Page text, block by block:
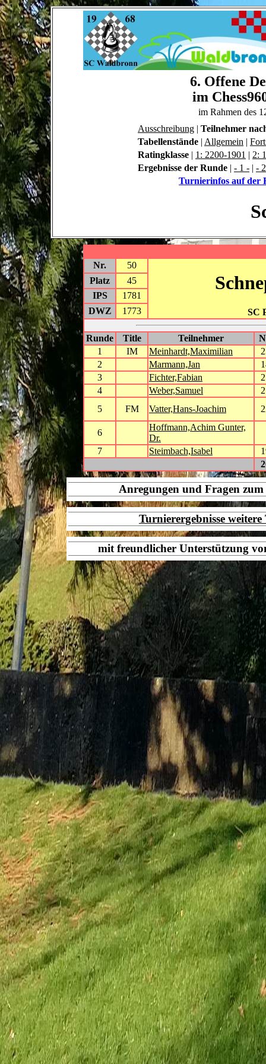
6. Offene
im
im Rahmen des
Ausschreibung | Teilnehmer
Tabellenstände | Allgemein |
Ratingklasse | 1: 2200-1901 | 2:
Ergebnisse der Runde | - 1 - | -
Turnierinfos auf der
Nr. 50
SC
Platz
45
IPS
1781
DWZ
1773
Runde Title Teilnehmer
1
IM Meinhardt,Maximilian
2
Marmann,Jan
3
Fichter,Fabian
4
Weber,Samuel
5
FM Vatter,Hans-Joachim
6
Hoffmann,Achim Gunter,
Dr.
7
Steimbach,Isabel
Anregungen und Fragen
Turnierergebnisse
mit freundlicher Unterstützung